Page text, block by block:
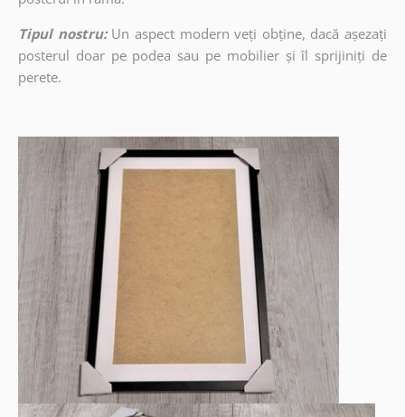
Tipul nostru: Un aspect modern veți obține, dacă așezați
posterul doar pe podea sau pe mobilier și îl sprijiniți de
perete.